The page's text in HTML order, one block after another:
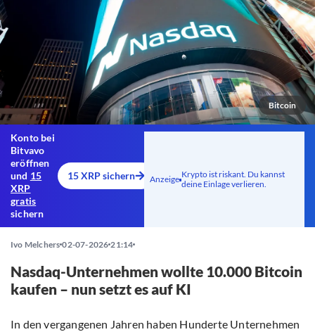
Bitcoin
Konto bei
Bitvavo
eröffnen
und 15
XRP
gratis
sichern
15 XRP sichern Anzeige Krypto ist riskant. Du kannst
deine Einlage verlieren.
Ivo Melchers 02-07-2026 21:14
Nasdaq-Unternehmen wollte 10.000 Bitcoin
kaufen – nun setzt es auf KI
In den vergangenen Jahren haben Hunderte Unternehmen